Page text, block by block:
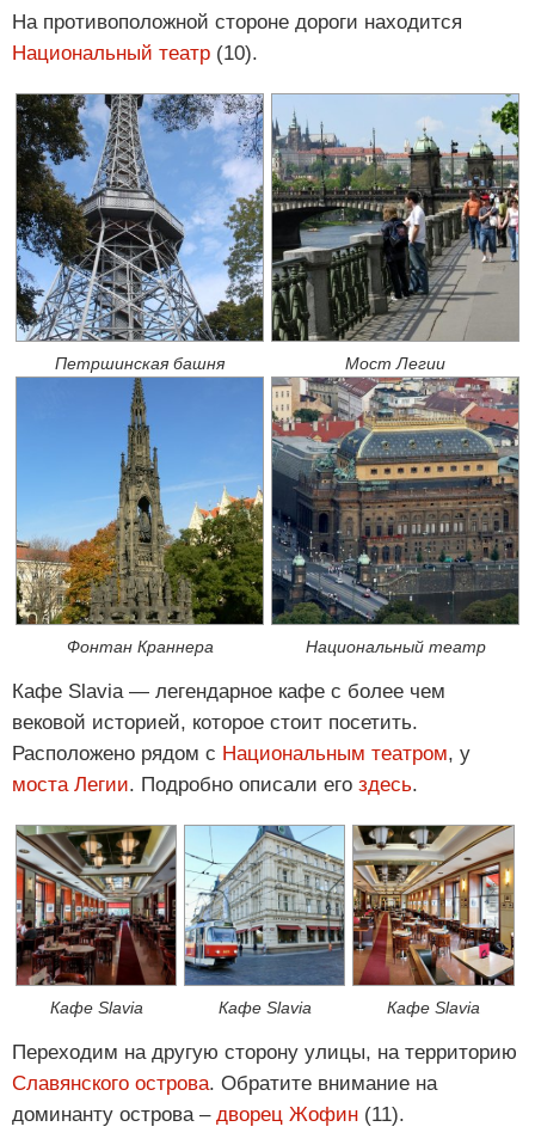
На противоположной стороне дороги находится
Национальный театр (10).
Петршинская башня Мост Легии
Фонтан Краннера Национальный театр
Кафе Slavia — легендарное кафе с более чем
вековой историей, которое стоит посетить.
Расположено рядом с Национальным театром, у
моста Легии. Подробно описали его здесь.
Кафе Slavia Кафе Slavia Кафе Slavia
Переходим на другую сторону улицы, на территорию
Славянского острова. Обратите внимание на
доминанту острова – дворец Жофин (11).